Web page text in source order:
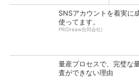
SNSアカウントを着実に
使ってます。
PR(Dreaw合同会社)
量産プロセスで、完璧な
査ができない理由